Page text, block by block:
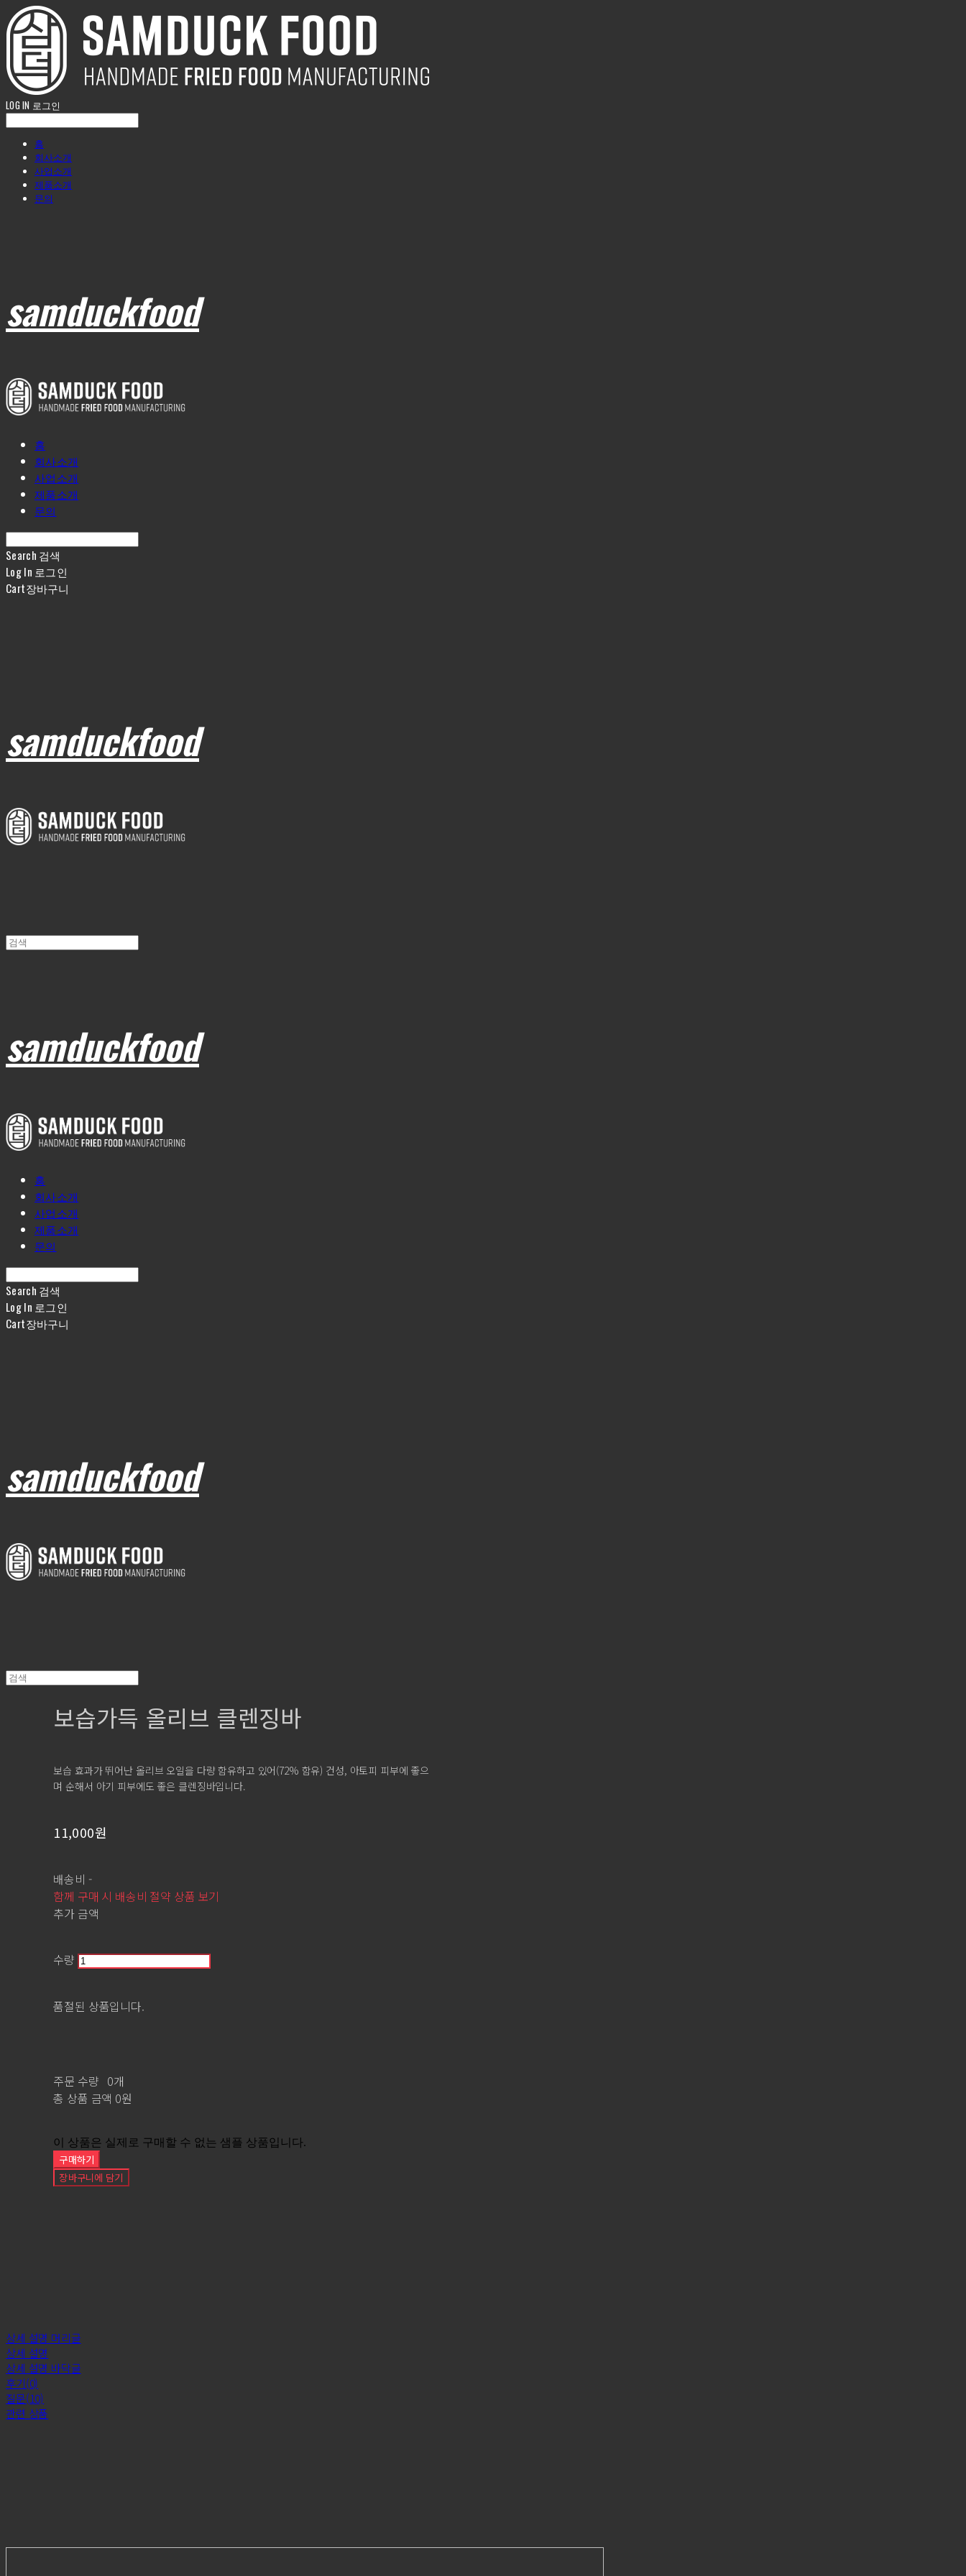
LOG IN 로그인
홈
회사소개
사업소개
제품소개
문의
samduckfood
홈
회사소개
사업소개
제품소개
문의
Search 검색
Log In 로그인
Cart장바구니
samduckfood
samduckfood
홈
회사소개
사업소개
제품소개
문의
Search 검색
Log In 로그인
Cart장바구니
samduckfood
보습가득 올리브 클렌징바
보습 효과가 뛰어난 올리브 오일을 다량 함유하고 있어(72% 함유) 건성, 아토피 피부에 좋으
며 순해서 아기 피부에도 좋은 클렌징바입니다.
11,000원
배송비 -
함께 구매 시 배송비 절약 상품 보기
추가 금액
수량
품절된 상품입니다.
주문 수량 0개
총 상품 금액 0원
이 상품은 실제로 구매할 수 없는 샘플 상품입니다.
구매하기
장바구니에 담기
상세 설명 머리글
상세 설명
상세 설명 바닥글
후기(0)
질문(10)
관련 상품